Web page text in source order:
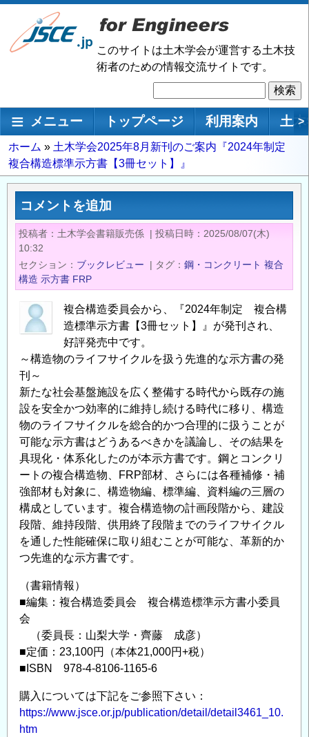
メ
ン
移
動
このサイトは土木学会が運営する土木技
術者のための情報交流サイトです。
索
メインナビゲーション
メニュー トップページ 利用案内 土 >
パ
ン
く
ホーム
土木学会2025年8月新刊のご案内『2024年制定
複合構造標準示方書【3冊セット】』
コメントを追加
投稿者 土木学会書籍販売係 | 投稿日時
2025/08/07(木)
10:32
セクション
ブックレビュー | タグ 鋼・コンクリート 複合
構造 示方書 FRP
複合構造委員会から、『2024年制定 複合構
造標準示方書【3冊セット】』が発刊され、
好評発売中です。
～構造物のライフサイクルを扱う先進的な示方書の発
刊～
新たな社会基盤施設を広く整備する時代から既存の施
設を安全かつ効率的に維持し続ける時代に移り、構造
物のライフサイクルを総合的かつ合理的に扱うことが
可能な示方書はどうあるべきかを議論し、その結果を
具現化・体系化したのが本示方書です。鋼とコンクリ
ートの複合構造物、FRP部材、さらには各種補修・補
強部材も対象に、構造物編、標準編、資料編の三層の
構成としています。複合構造物の計画段階から、建設
段階、維持段階、供用終了段階までのライフサイクル
を通した性能確保に取り組むことが可能な、革新的か
つ先進的な示方書です。
（書籍情報）
■編集：複合構造委員会 複合構造標準示方書小委員
会
（委員長：山梨大学・齊藤 成彦）
■定価：23,100円（本体21,000円+税）
■ISBN 978-4-8106-1165-6
購入については下記をご参照下さい：
https://www.jsce.or.jp/publication/detail/detail3461_10.
htm